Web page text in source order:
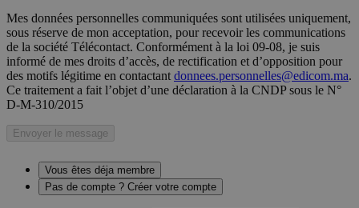
Mes données personnelles communiquées sont utilisées uniquement,
sous réserve de mon acceptation, pour recevoir les communications
de la société Télécontact. Conformément à la loi 09-08, je suis
informé de mes droits d’accès, de rectification et d’opposition pour
des motifs légitime en contactant donnees.personnelles@edicom.ma.
Ce traitement a fait l’objet d’une déclaration à la CNDP sous le N°
D-M-310/2015
Envoyer le message
Vous êtes déja membre
Pas de compte ? Créer votre compte